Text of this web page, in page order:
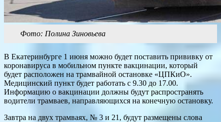
Фото: Полина Зиновьева
В Екатеринбурге 1 июня можно будет поставить прививку от
коронавируса в мобильном пункте вакцинации, который
будет расположен на трамвайной остановке «ЦПКиО».
Медицинский пункт будет работать с 9.30 до 17.00.
Информацию о вакцинации должны будут распространять
водители трамваев, направляющихся на конечную остановку.
Завтра на двух трамваях, № 3 и 21, будут размещены слова